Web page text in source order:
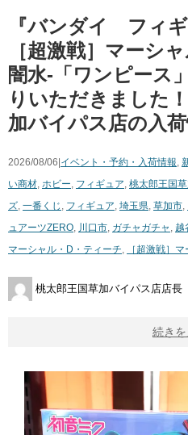
『バンダイ フィ
［超激戦］マーシ
闇水-「ワンピース
りいただきました
加バイパス店の入
2026/08/06| イベント・予約・入荷情報,
い商材, ホビー, フィギュア, 桃太郎王国
ズ, 一番くじ , フィギュア, 埼玉県, 草加市,
ュアーツZERO, 川口市, ガチャガチャ , 越
マーシャル・D・ティーチ, ［超激戦］
桃太郎王国草加バイパス店店長
続きを